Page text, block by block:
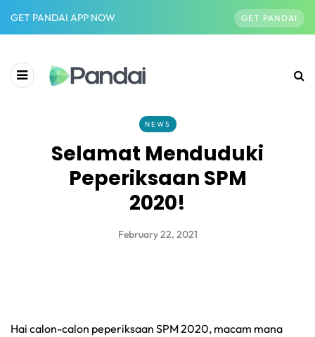
GET PANDAI APP NOW GET PANDAI
NEWS
Selamat Menduduki
Peperiksaan SPM
2020!
February 22, 2021
Hai calon-calon peperiksaan SPM 2020, macam mana